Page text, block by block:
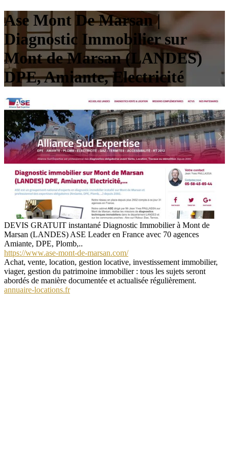
Ase Mont De Marsan |
Diagnostic Immobilier sur
Mont de Marsan (LANDES)
DPE, Amiante, Electricité
DEVIS GRATUIT instantané Diagnostic Immobilier à Mont de
Marsan (LANDES) ASE Leader en France avec 70 agences
Amiante, DPE, Plomb,..
https://www.ase-mont-de-marsan.com/
Achat, vente, location, gestion locative, investissement immobilier,
viager, gestion du patrimoine immobilier : tous les sujets seront
abordés de manière documentée et actualisée régulièrement.
annuaire-locations.fr